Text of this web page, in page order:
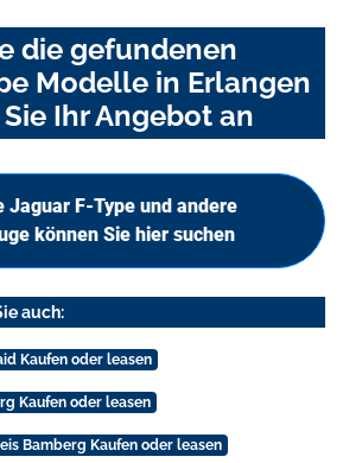
die gefundenen
Modelle in Erlangen
Ihr Angebot an
Jaguar F-Type und andere
können Sie hier suchen
auch:
Kaufen oder leasen
Kaufen oder leasen
Bamberg Kaufen oder leasen